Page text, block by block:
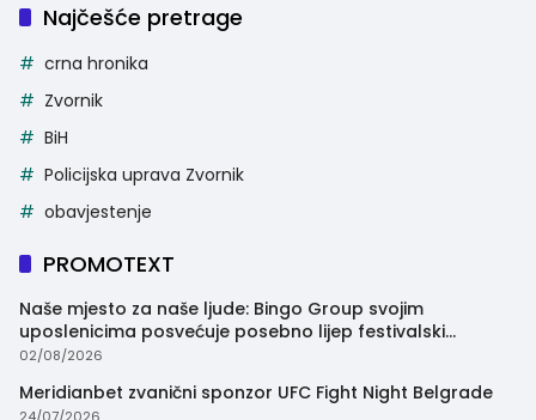
Najčešće pretrage
crna hronika
Zvornik
BiH
Policijska uprava Zvornik
obavjestenje
PROMOTEXT
Naše mjesto za naše ljude: Bingo Group svojim
uposlenicima posvećuje posebno lijep festivalski
trenutak
02/08/2026
Meridianbet zvanični sponzor UFC Fight Night Belgrade
24/07/2026